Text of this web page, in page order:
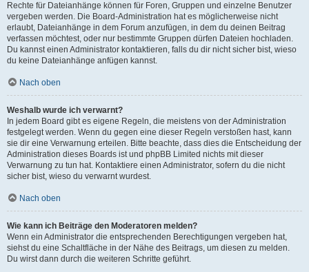
Rechte für Dateianhänge können für Foren, Gruppen und einzelne Benutzer
vergeben werden. Die Board-Administration hat es möglicherweise nicht
erlaubt, Dateianhänge in dem Forum anzufügen, in dem du deinen Beitrag
verfassen möchtest, oder nur bestimmte Gruppen dürfen Dateien hochladen.
Du kannst einen Administrator kontaktieren, falls du dir nicht sicher bist, wieso
du keine Dateianhänge anfügen kannst.
Nach oben
Weshalb wurde ich verwarnt?
In jedem Board gibt es eigene Regeln, die meistens von der Administration
festgelegt werden. Wenn du gegen eine dieser Regeln verstoßen hast, kann
sie dir eine Verwarnung erteilen. Bitte beachte, dass dies die Entscheidung der
Administration dieses Boards ist und phpBB Limited nichts mit dieser
Verwarnung zu tun hat. Kontaktiere einen Administrator, sofern du die nicht
sicher bist, wieso du verwarnt wurdest.
Nach oben
Wie kann ich Beiträge den Moderatoren melden?
Wenn ein Administrator die entsprechenden Berechtigungen vergeben hat,
siehst du eine Schaltfläche in der Nähe des Beitrags, um diesen zu melden.
Du wirst dann durch die weiteren Schritte geführt.